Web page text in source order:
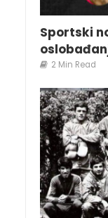
Sportski
2 Min Read